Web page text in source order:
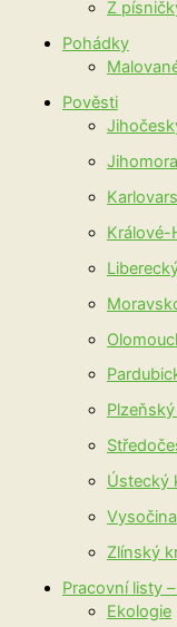
Z
Pohádky
Pověsti
Králové-
Ústecký
Vysočina
Zlínský
Pracovní listy
Ekologie